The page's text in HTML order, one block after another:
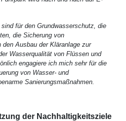
für den Grundwasserschutz, die
die Sicherung von
Ausbau der Kläranlage zur
Wasserqualität von Flüssen und
engagiere ich mich sehr für die
von Wasser- und
Sanierungsmaßnahmen.
der Nachhaltigkeitsziele